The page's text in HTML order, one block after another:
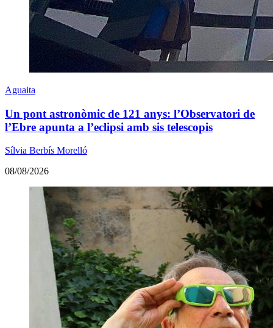
Aguaita
Un pont astronòmic de 121 anys: l’Observatori de
l’Ebre apunta a l’eclipsi amb sis telescopis
Sílvia Berbís Morelló
08/08/2026